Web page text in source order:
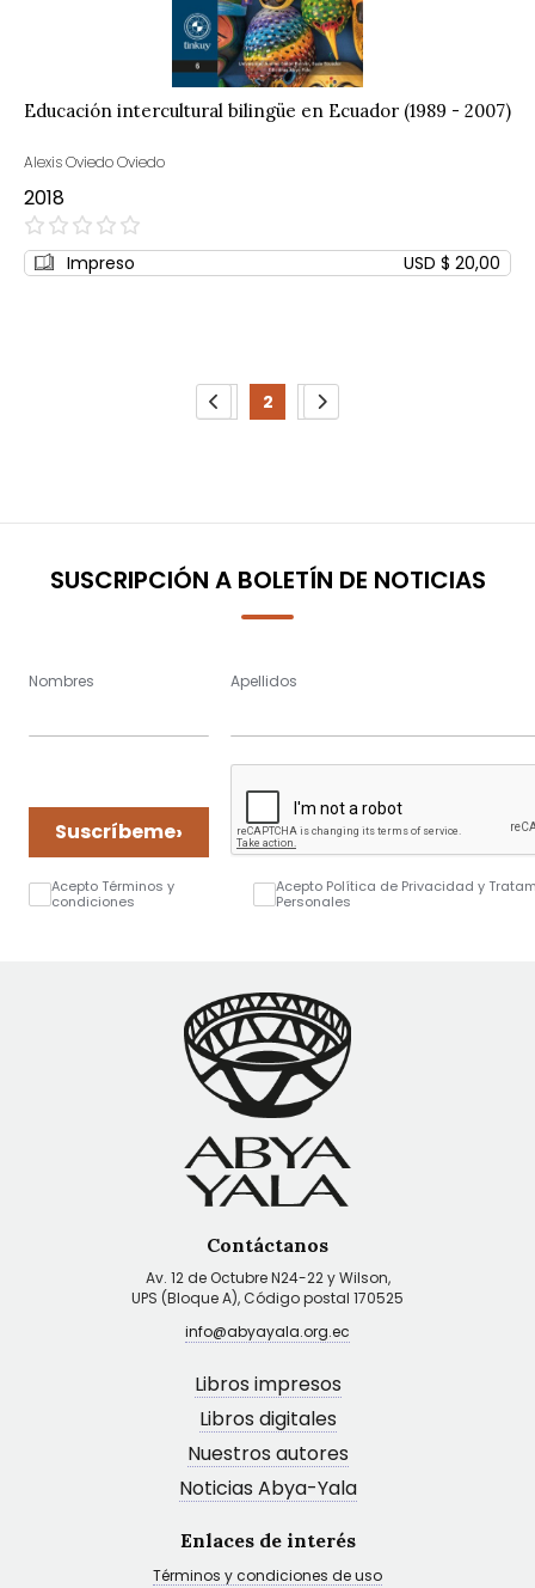
Educación intercultural bilingüe en Ecuador (1989 - 2007)
Alexis Oviedo Oviedo
2018
0%
Impreso USD $ 20,00
Page
Page
Previous
Page You're
page
2
Page
3
Page
Siguiente
SUSCRIPCIÓN A BOLETÍN DE NOTICIAS
Nombres Apellidos
Suscríbeme›
Acepto Términos y
condiciones
Acepto Política de Privacidad y
Personales
Contáctanos
Av. 12 de Octubre N24-22 y Wilson,
UPS (Bloque A), Código postal 170525
info@abyayala.org.ec
Libros impresos
Libros digitales
Nuestros autores
Noticias Abya-Yala
Enlaces de interés
Términos y condiciones de uso